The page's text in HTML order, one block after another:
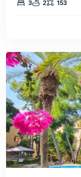
3 2 153
Santa
Poprzedni